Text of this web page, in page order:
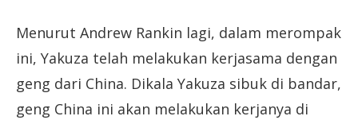
Menurut Andrew Rankin lagi, dalam merompak
ini, Yakuza telah melakukan kerjasama dengan
geng dari China. Dikala Yakuza sibuk di bandar,
geng China ini akan melakukan kerjanya di